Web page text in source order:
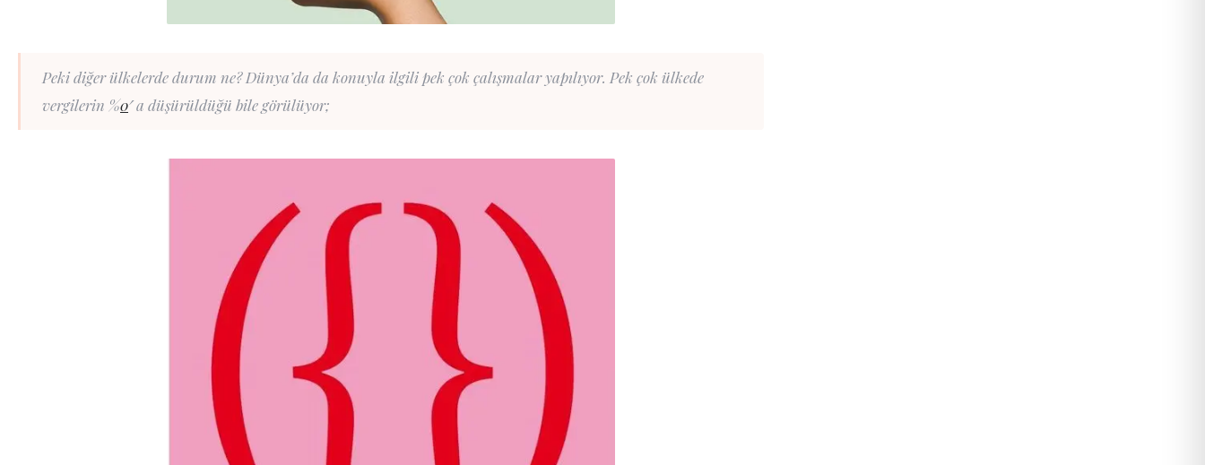
Peki diğer ülkelerde durum ne? Dünya’da da konuyla ilgili pek çok çalışmalar yapılıyor. Pek çok ülkede
vergilerin %0′ a düşürüldüğü bile görülüyor;